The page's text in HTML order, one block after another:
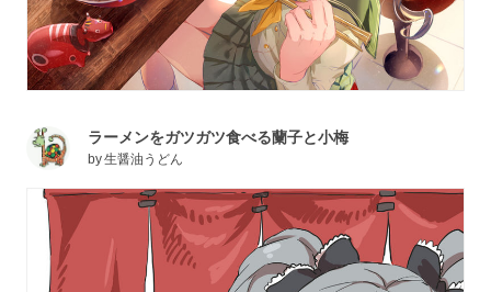
ラーメンをガツガツ食べる蘭子と小梅
by生醤油うどん